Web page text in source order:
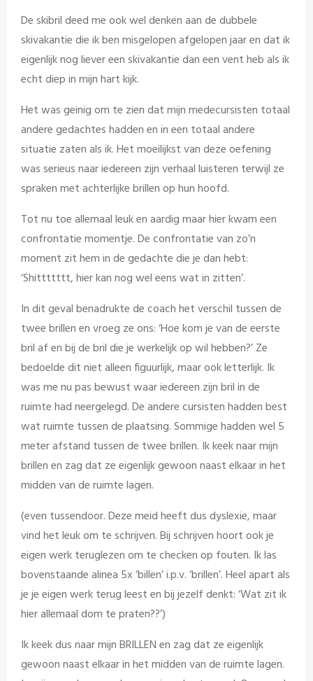
De skibril deed me ook wel denken aan de dubbele
skivakantie die ik ben misgelopen afgelopen jaar en dat ik
eigenlijk nog liever een skivakantie dan een vent heb als ik
echt diep in mijn hart kijk.
Het was geinig om te zien dat mijn medecursisten totaal
andere gedachtes hadden en in een totaal andere
situatie zaten als ik. Het moeilijkst van deze oefening
was serieus naar iedereen zijn verhaal luisteren terwijl ze
spraken met achterlijke brillen op hun hoofd.
Tot nu toe allemaal leuk en aardig maar hier kwam een
confrontatie momentje. De confrontatie van zo’n
moment zit hem in de gedachte die je dan hebt:
‘Shittttttt, hier kan nog wel eens wat in zitten’.
In dit geval benadrukte de coach het verschil tussen de
twee brillen en vroeg ze ons: ‘Hoe kom je van de eerste
bril af en bij de bril die je werkelijk op wil hebben?’ Ze
bedoelde dit niet alleen figuurlijk, maar ook letterlijk. Ik
was me nu pas bewust waar iedereen zijn bril in de
ruimte had neergelegd. De andere cursisten hadden best
wat ruimte tussen de plaatsing. Sommige hadden wel 5
meter afstand tussen de twee brillen. Ik keek naar mijn
brillen en zag dat ze eigenlijk gewoon naast elkaar in het
midden van de ruimte lagen.
(even tussendoor. Deze meid heeft dus dyslexie, maar
vind het leuk om te schrijven. Bij schrijven hoort ook je
eigen werk teruglezen om te checken op fouten. Ik las
bovenstaande alinea 5x ‘billen’ i.p.v. ‘brillen’. Heel apart als
je je eigen werk terug leest en bij jezelf denkt: ‘Wat zit ik
hier allemaal dom te praten??’)
Ik keek dus naar mijn BRILLEN en zag dat ze eigenlijk
gewoon naast elkaar in het midden van de ruimte lagen.